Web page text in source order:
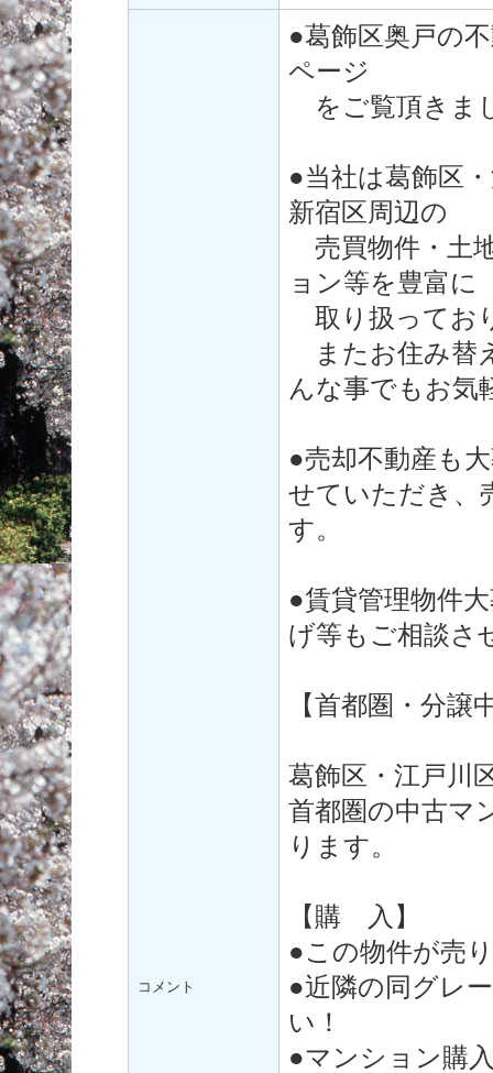
コメント
●葛飾区奥戸の
ページ
をご覧頂きま
●当社は葛飾区
新宿区周辺の
売買物件・土
ョン等を豊富に
取り扱ってお
またお住み替
んな事でもお
●売却不動産も
せていただき、
す。
●賃貸管理物件
げ等もご相談さ
【首都圏・分
葛飾区・江戸川
首都圏の中古マ
ります。
【購 入】
●この物件が売
●近隣の同グレ
い！
●マンション購